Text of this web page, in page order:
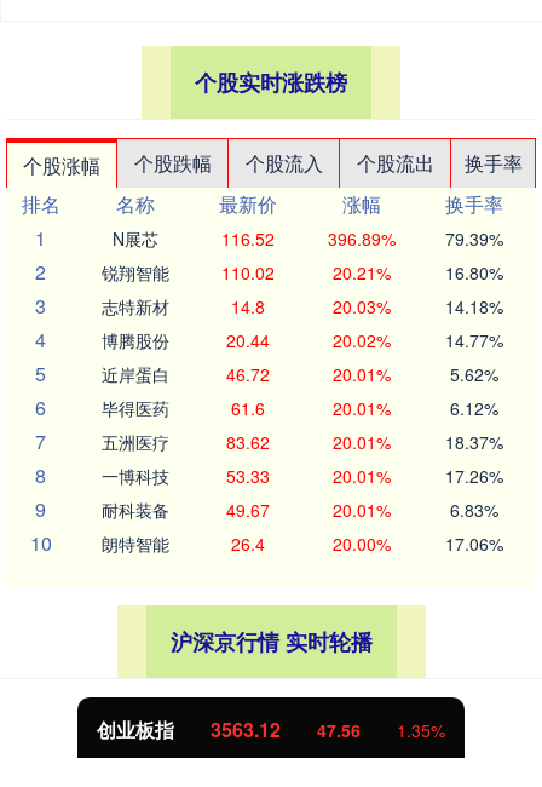
个股实时涨跌榜
个股涨幅 个股跌幅 个股流入 个股流出
换手率
排名
名称 最新价 涨幅
换手率
1
N展芯 116.52 396.89% 79.39%
2 锐翔智能 110.02 20.21% 16.80%
3 志特新材 14.8 20.03% 14.18%
4 博腾股份 20.44 20.02% 14.77%
5 近岸蛋白 46.72 20.01% 5.62%
6 毕得医药 61.6 20.01% 6.12%
7 五洲医疗 83.62 20.01% 18.37%
8 一博科技 53.33 20.01% 17.26%
9 耐科装备 49.67 20.01% 6.83%
10 朗特智能 26.4 20.00% 17.06%
沪深京行情 实时轮播
创业板指 3563.12 47.56 1.35%